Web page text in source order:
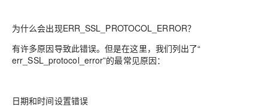
为什么会出现ERR_SSL_PROTOCOL_ERROR？
有许多原因导致此错误。但是在这里，我们列出了“
err_SSL_protocol_error”的最常见原因：
日期和时间设置错误